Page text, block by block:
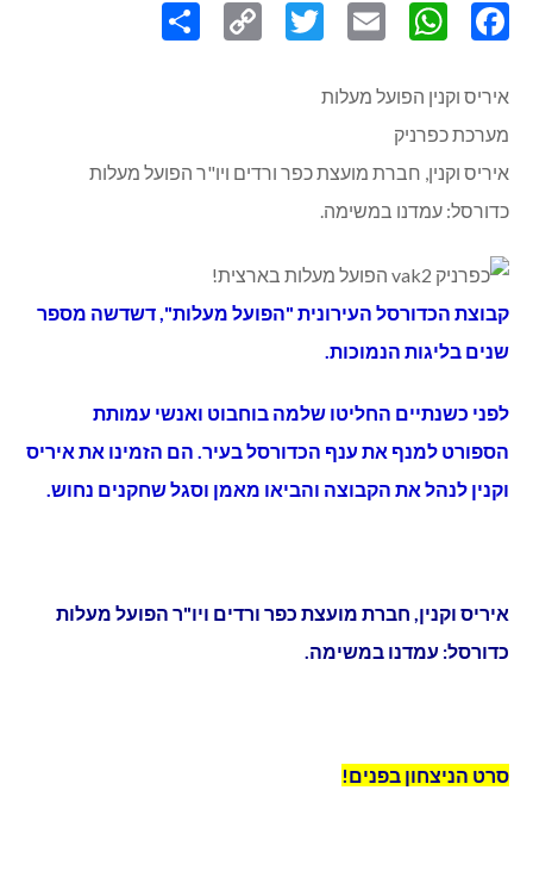
Link
איריס וקנין הפועל מעלות
מערכת כפרניק
איריס וקנין, חברת מועצת כפר ורדים ויו"ר הפועל מעלות
כדורסל: עמדנו במשימה.
קבוצת הכדורסל העירונית "הפועל מעלות", דשדשה מספר
שנים בליגות הנמוכות.
לפני כשנתיים החליטו שלמה בוחבוט ואנשי עמותת
הספורט למנף את ענף הכדורסל בעיר. הם הזמינו את איריס
וקנין לנהל את הקבוצה והביאו מאמן וסגל שחקנים נחוש.
איריס וקנין, חברת מועצת כפר ורדים ויו"ר הפועל מעלות
כדורסל: עמדנו במשימה.
סרט הניצחון בפנים!